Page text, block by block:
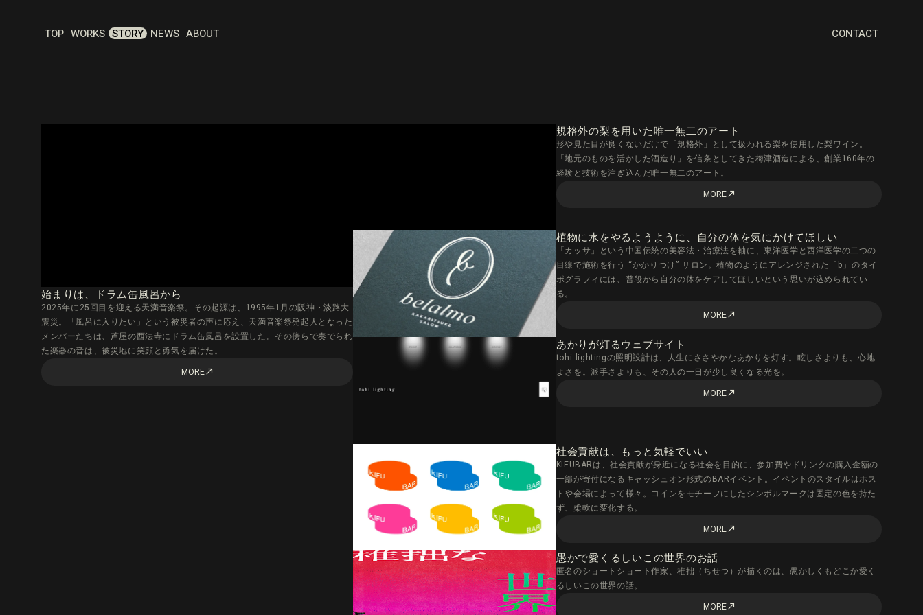
始まりは、ドラム缶風呂から
2025年に25回目を迎える天満音楽祭。その起源は、1995年1月の阪神・淡路大
震災。「風呂に入りたい」という被災者の声に応え、天満音楽祭発起人となった
メンバーたちは、芦屋の西法寺にドラム缶風呂を設置した。その傍らで奏でられ
た楽器の音は、被災地に笑顔と勇気を届けた。
MOREcall_made
規格外の梨を用いた唯一無二のアート
形や見た目が良くないだけで「規格外」として扱われる梨を使用した梨ワイン。
「地元のものを活かした酒造り」を信条としてきた梅津酒造による、創業160年の
経験と技術を注ぎ込んだ唯一無二のアート。
MOREcall_made
植物に水をやるようように、自分の体を気にかけてほしい
「カッサ」という中国伝統の美容法・治療法を軸に、東洋医学と西洋医学の二つの
目線で施術を行う “かかりつけ” サロン。植物のようにアレンジされた「b」のタイ
ポグラフィには、普段から自分の体をケアしてほしいという思いが込められてい
る。
MOREcall_made
あかりが灯るウェブサイト
tohi lightingの照明設計は、人生にささやかなあかりを灯す。眩しさよりも、心地
よさを。派手さよりも、その人の一日が少し良くなる光を。
MOREcall_made
社会貢献は、もっと気軽でいい
KIFUBARは、社会貢献が身近になる社会を目的に、参加費やドリンクの購入金額の
一部が寄付になるキャッシュオン形式のBARイベント。イベントのスタイルはホス
トや会場によって様々。コインをモチーフにしたシンボルマークは固定の色を持た
ず、柔軟に変化する。
MORE call_made
愚かで愛くるしいこの世界のお話
匿名のショートショート作家、稚拙（ちせつ）が描くのは、愚かしくもどこか愛く
るしいこの世界の話。
MOREcall_made
TOP WORKS STORY NEWS ABOUT CONTACT